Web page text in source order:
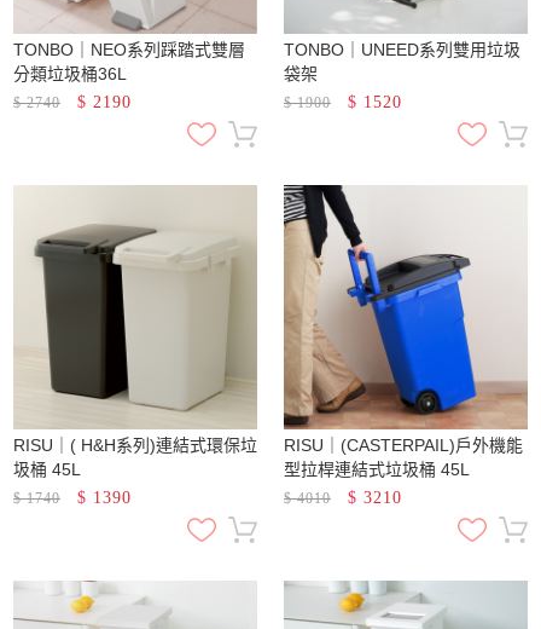
TONBO｜NEO系列踩踏式雙層
分類垃圾桶36L
$2740 $ 2190
TONBO｜UNEED系列雙用垃圾
袋架
$1900 $ 1520
RISU｜( H&H系列)連結式環保垃
圾桶 45L
$1740 $ 1390
RISU｜(CASTERPAIL)戶外機能
型拉桿連結式垃圾桶 45L
$4010 $ 3210